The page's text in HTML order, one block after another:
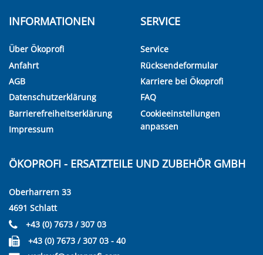
INFORMATIONEN
Über Ökoprofi
Anfahrt
AGB
Datenschutzerklärung
Barrierefreiheitserklärung
Impressum
SERVICE
Service
Rücksendeformular
Karriere bei Ökoprofi
FAQ
Cookieeinstellungen
anpassen
ÖKOPROFI - ERSATZTEILE UND ZUBEHÖR GMBH
Oberharrern 33
4691 Schlatt
+43 (0) 7673 / 307 03
+43 (0) 7673 / 307 03 - 40